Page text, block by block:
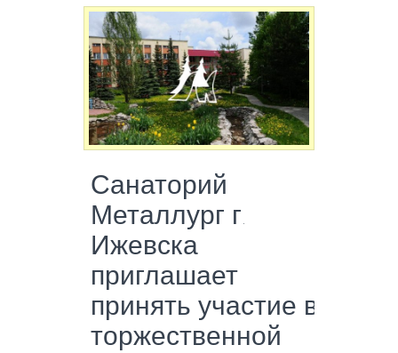
Санаторий
Металлург г.
Ижевска
приглашает
принять участие в
торжественной